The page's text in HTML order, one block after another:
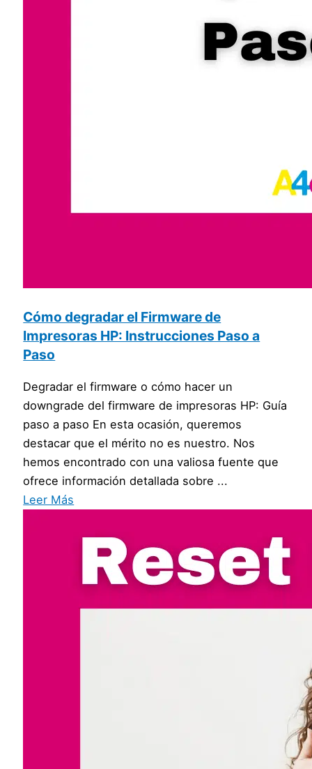
Cómo degradar el Firmware de
Impresoras HP: Instrucciones Paso a
Paso
Degradar el firmware o cómo hacer un
downgrade del firmware de impresoras HP: Guía
paso a paso En esta ocasión, queremos
destacar que el mérito no es nuestro. Nos
hemos encontrado con una valiosa fuente que
ofrece información detallada sobre ...
Leer Más